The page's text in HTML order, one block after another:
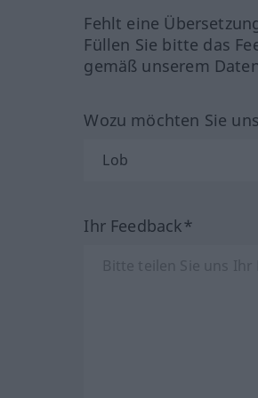
Fehlt eine
Füllen Sie bitte das
gemäß unserem
Wozu möchten Sie
Ihr Feedback*